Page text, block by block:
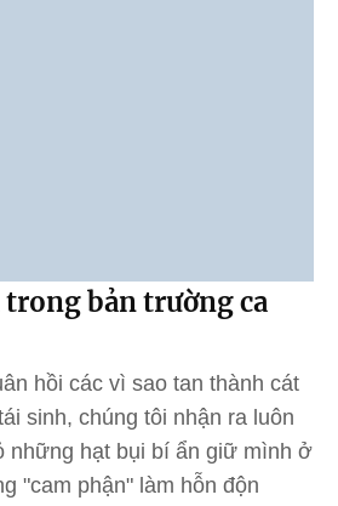
bản trường ca
hồi các vì sao tan thành cát
sinh, chúng tôi nhận ra luôn
những hạt bụi bí ẩn giữ mình ở
"cam phận" làm hỗn độn